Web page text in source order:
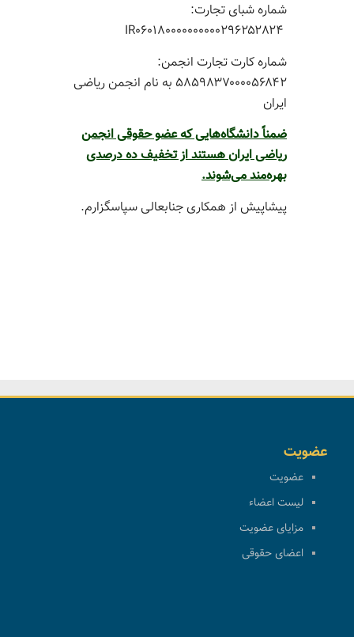
شماره شبای تجارت:
‎IR۰۶۰۱۸۰۰۰۰۰۰۰۰۰۰۲۹۶۲۵۲۸۲۴ ‎
شماره کارت تجارت انجمن:
‎۵۸۵۹۸۳۷۰۰۰۰۵۶۸۴۲‎ به نام انجمن ریاضی
ایران
ضمناً دانشگاه‌هایی که عضو حقوقی انجمن
ریاضی ایران هستند از تخفیف ده درصدی
بهره‌مند می‌شوند.
عضویت
عضویت
لیست اعضاء
مزایای عضویت
اعضای حقوقی